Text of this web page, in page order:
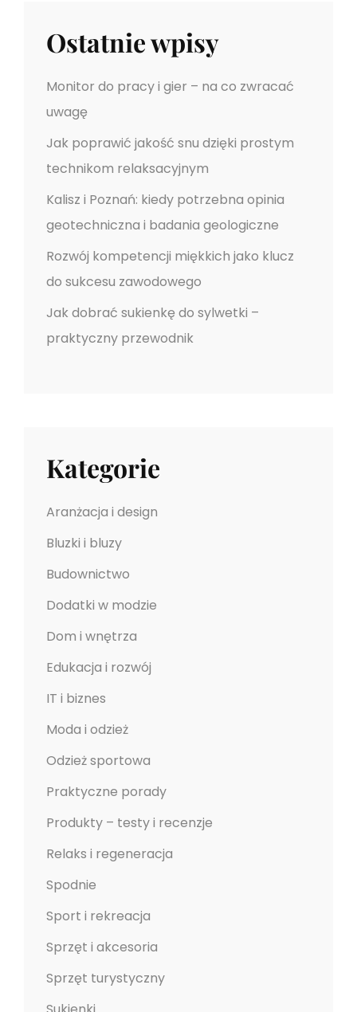
Ostatnie wpisy
Monitor do pracy i gier – na co zwracać
uwagę
Jak poprawić jakość snu dzięki prostym
technikom relaksacyjnym
Kalisz i Poznań: kiedy potrzebna opinia
geotechniczna i badania geologiczne
Rozwój kompetencji miękkich jako klucz
do sukcesu zawodowego
Jak dobrać sukienkę do sylwetki –
praktyczny przewodnik
Kategorie
Aranżacja i design
Bluzki i bluzy
Budownictwo
Dodatki w modzie
Dom i wnętrza
Edukacja i rozwój
IT i biznes
Moda i odzież
Odzież sportowa
Praktyczne porady
Produkty – testy i recenzje
Relaks i regeneracja
Spodnie
Sport i rekreacja
Sprzęt i akcesoria
Sprzęt turystyczny